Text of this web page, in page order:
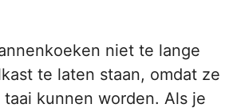
niet te lange
te laten staan, omdat ze
kunnen worden. Als je